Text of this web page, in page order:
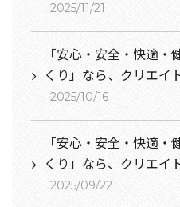
2025/11/21
「安心・安全・快適
くり」なら、クリエイ
2025/10/16
「安心・安全・快適
くり」なら、クリエイ
2025/09/22